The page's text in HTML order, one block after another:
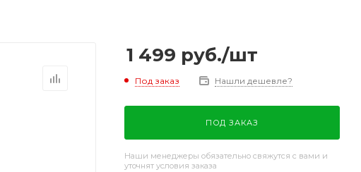
1 499 руб./шт
Под заказ Нашли дешевле?
ПОД ЗАКАЗ
Наши менеджеры обязательно свяжутся с вами и
уточнят условия заказа